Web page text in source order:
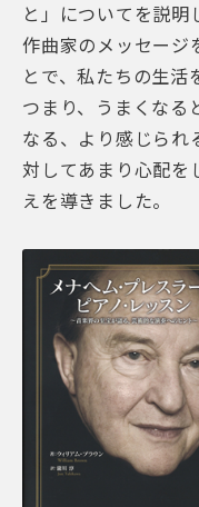
と」についてを説明
作曲家のメッセージ
とで、私たちの生活
つまり、うまくなる
なる、より感じられ
対してあまり心配を
えを導きました。